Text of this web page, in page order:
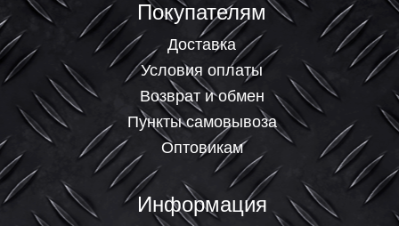
Покупателям
Доставка
Условия оплаты
Возврат и обмен
Пункты самовывоза
Оптовикам
Информация